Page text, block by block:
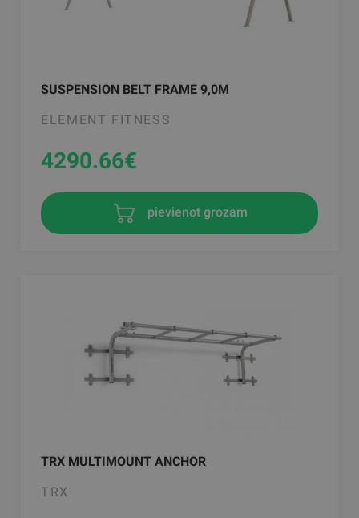
SUSPENSION BELT FRAME 9,0M
ELEMENT FITNESS
4290.66€
pievienot grozam
TRX MULTIMOUNT ANCHOR
TRX